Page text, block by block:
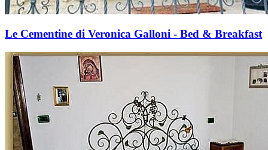
Le Cementine di Veronica Galloni - Bed & Breakfast